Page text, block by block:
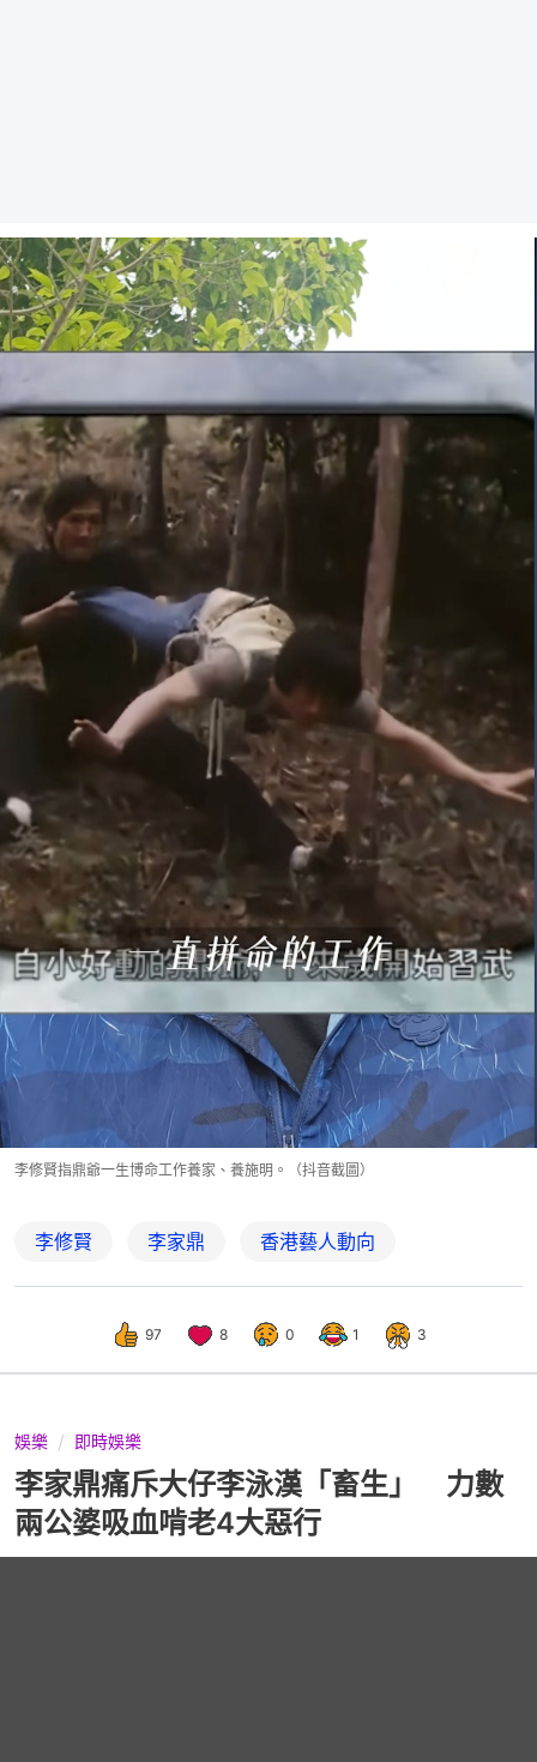
李修賢指鼎爺一生博命工作養家、養施明。（抖音截圖）
李修賢 李家鼎 香港藝人動向
97 8 0 1 3
娛樂 即時娛樂
李家鼎痛斥大仔李泳漢「畜生」 力數
兩公婆吸血啃老4大惡行